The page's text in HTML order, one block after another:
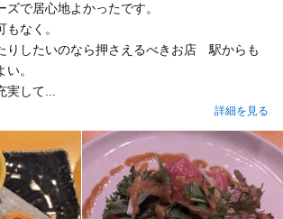
で居心地よかったです。
なく。
りしたいのなら押さえるべきお店 駅からも
。
実して...
詳細を見る